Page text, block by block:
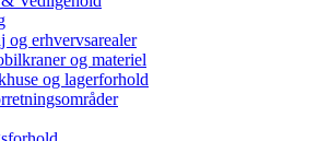
og erhvervsarealer
og materiel
og lagerforhold